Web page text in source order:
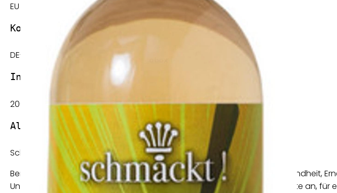
EU Bio-Logo
Kontrollstelle:
DE-ÖKO-022 / Kontrollverein Ökologischer Landbau in Karlsruhe
Inhalt:
200 ml
Allgemeine Hinweise:
Schmäckt, das sind Claudia Müllenbach und Ihr Sohn Milan Freels.
Bereits seit vielen Jahren widmet sich Frau Müllenbach dem Thema Gesundheit,
Unternehmen bieten Mutter und Sohn regionale und nachhaltige Produkte an, für